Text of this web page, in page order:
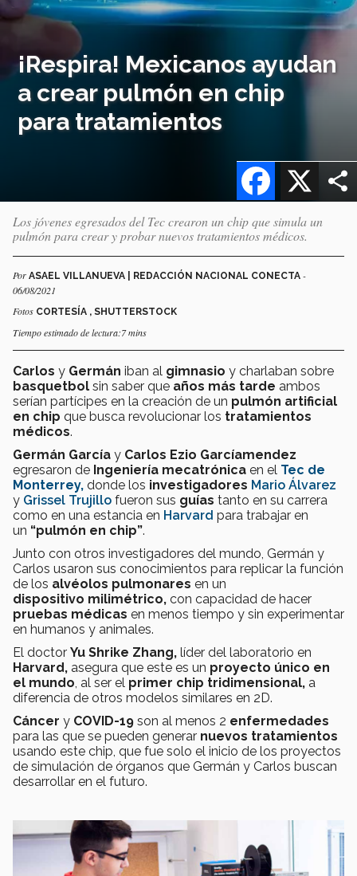
¡Respira! Mexicanos ayudan
a crear pulmón en chip
para tratamientos
X
Facebook
Los jóvenes egresados del Tec crearon un chip que simula un
pulmón para crear y probar nuevos tratamientos médicos.
Por ASAEL VILLANUEVA | REDACCIÓN NACIONAL CONECTA -
06/08/2021
Fotos CORTESÍA , SHUTTERSTOCK
Tiempo estimado de lectura:7 mins
Carlos y Germán iban al gimnasio y charlaban sobre
basquetbol sin saber que años más tarde ambos
serían partícipes en la creación de un pulmón artificial
en chip que busca revolucionar los tratamientos
médicos.
Germán García y Carlos Ezio Garcíamendez
egresaron de Ingeniería mecatrónica en el Tec de
Monterrey, donde los investigadores Mario Álvarez
y Grissel Trujillo fueron sus guías tanto en su carrera
como en una estancia en Harvard para trabajar en
un “pulmón en chip”.
Junto con otros investigadores del mundo, Germán y
Carlos usaron sus conocimientos para replicar la función
de los alvéolos pulmonares en un
dispositivo milimétrico, con capacidad de hacer
pruebas médicas en menos tiempo y sin experimentar
en humanos y animales.
El doctor Yu Shrike Zhang, líder del laboratorio en
Harvard, asegura que este es un proyecto único en
el mundo , al ser el primer chip tridimensional, a
diferencia de otros modelos similares en 2D.
Cáncer y COVID-19 son al menos 2 enfermedades
para las que se pueden generar nuevos tratamientos
usando este chip, que fue solo el inicio de los proyectos
de simulación de órganos que Germán y Carlos buscan
desarrollar en el futuro.